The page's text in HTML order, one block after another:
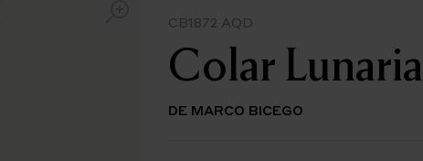
CB1872 AQD
Colar Lunaria
DE MARCO BICEGO